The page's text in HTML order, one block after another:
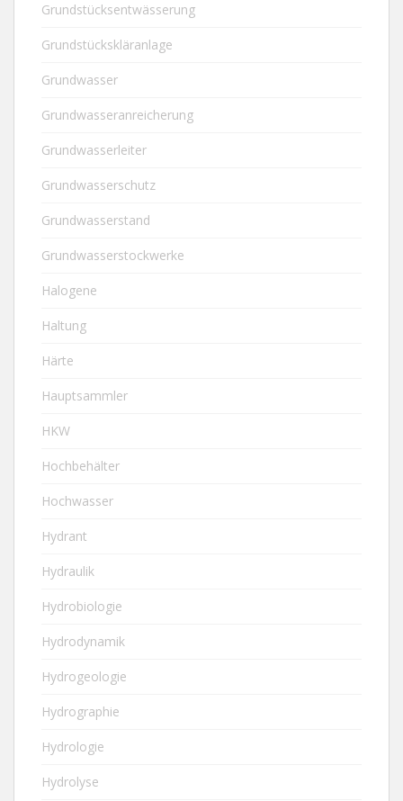
Grundstücksentwässerung
Grundstückskläranlage
Grundwasser
Grundwasseranreicherung
Grundwasserleiter
Grundwasserschutz
Grundwasserstand
Grundwasserstockwerke
Halogene
Haltung
Härte
Hauptsammler
HKW
Hochbehälter
Hochwasser
Hydrant
Hydraulik
Hydrobiologie
Hydrodynamik
Hydrogeologie
Hydrographie
Hydrologie
Hydrolyse